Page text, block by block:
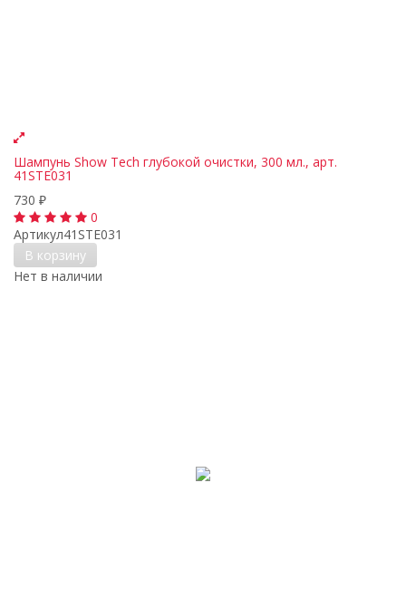
Шампунь Show Tech глубокой очистки, 300 мл., арт.
41STE031
730 ₽
0
Артикул41STE031
В корзину
Нет в наличии